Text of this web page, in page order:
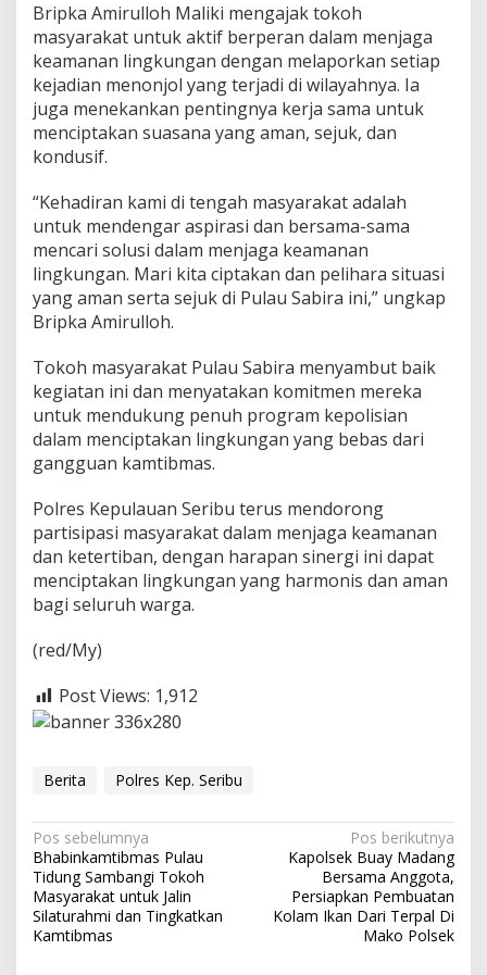
k
o
h
M
a
s
y
k
a
t
D
e
m
i
i
n
g
a
t
a
n
K
a
m
t
s
Bripka Amirulloh Maliki mengajak tokoh
masyarakat untuk aktif berperan dalam menjaga
keamanan lingkungan dengan melaporkan setiap
kejadian menonjol yang terjadi di wilayahnya. Ia
juga menekankan pentingnya kerja sama untuk
menciptakan suasana yang aman, sejuk, dan
kondusif.
“Kehadiran kami di tengah masyarakat adalah
untuk mendengar aspirasi dan bersama-sama
mencari solusi dalam menjaga keamanan
lingkungan. Mari kita ciptakan dan pelihara situasi
yang aman serta sejuk di Pulau Sabira ini,” ungkap
Bripka Amirulloh.
Tokoh masyarakat Pulau Sabira menyambut baik
kegiatan ini dan menyatakan komitmen mereka
untuk mendukung penuh program kepolisian
dalam menciptakan lingkungan yang bebas dari
gangguan kamtibmas.
Polres Kepulauan Seribu terus mendorong
partisipasi masyarakat dalam menjaga keamanan
dan ketertiban, dengan harapan sinergi ini dapat
menciptakan lingkungan yang harmonis dan aman
bagi seluruh warga.
(red/My)
Post Views: 1,912
Berita Polres Kep. Seribu
N
a
v
i
Pos sebelumnya
Bhabinkamtibmas Pulau
Tidung Sambangi Tokoh
Masyarakat untuk Jalin
Silaturahmi dan Tingkatkan
Kamtibmas
Pos berikutnya
Kapolsek Buay Madang
Bersama Anggota,
Persiapkan Pembuatan
Kolam Ikan Dari Terpal Di
Mako Polsek